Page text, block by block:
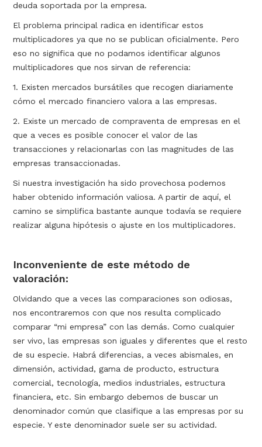
deuda soportada por la empresa.
El problema principal radica en identificar estos
multiplicadores ya que no se publican oficialmente. Pero
eso no significa que no podamos identificar algunos
multiplicadores que nos sirvan de referencia:
1. Existen mercados bursátiles que recogen diariamente
cómo el mercado financiero valora a las empresas.
2. Existe un mercado de compraventa de empresas en el
que a veces es posible conocer el valor de las
transacciones y relacionarlas con las magnitudes de las
empresas transaccionadas.
Si nuestra investigación ha sido provechosa podemos
haber obtenido información valiosa. A partir de aquí, el
camino se simplifica bastante aunque todavía se requiere
realizar alguna hipótesis o ajuste en los multiplicadores.
Inconveniente de este método de
valoración:
Olvidando que a veces las comparaciones son odiosas,
nos encontraremos con que nos resulta complicado
comparar “mi empresa” con las demás. Como cualquier
ser vivo, las empresas son iguales y diferentes que el resto
de su especie. Habrá diferencias, a veces abismales, en
dimensión, actividad, gama de producto, estructura
comercial, tecnología, medios industriales, estructura
financiera, etc. Sin embargo debemos de buscar un
denominador común que clasifique a las empresas por su
especie. Y este denominador suele ser su actividad.